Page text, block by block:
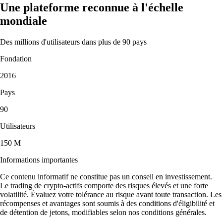
Une plateforme reconnue à l'échelle
mondiale
Des millions d'utilisateurs dans plus de 90 pays
Fondation
2016
Pays
90
Utilisateurs
150 M
Informations importantes
Ce contenu informatif ne constitue pas un conseil en investissement.
Le trading de crypto-actifs comporte des risques élevés et une forte
volatilité. Évaluez votre tolérance au risque avant toute transaction. Les
récompenses et avantages sont soumis à des conditions d'éligibilité et
de détention de jetons, modifiables selon nos conditions générales.